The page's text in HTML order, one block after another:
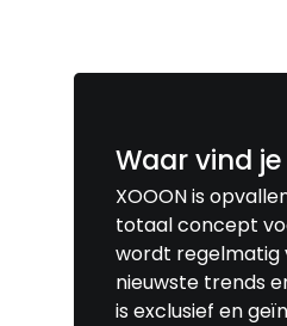
Waar vind je
XOOON is
totaal concept
wordt regelmatig
nieuwste trends
is exclusief en